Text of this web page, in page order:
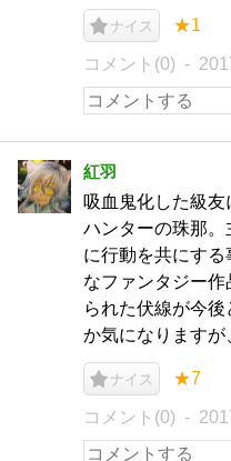
ナイス ★1
コメント(0)
紅羽
吸血鬼化した級
ハンターの珠那
に行動を共にす
なファンタジー
られた伏線が今
か気になりますが
ナイス ★7
コメント(0)